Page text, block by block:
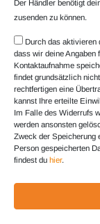
Der Händler benötigt
zusenden zu können.
Durch das aktivieren
dass wir deine Angaben
Kontaktaufnahme
findet grundsätzlich
rechtfertigen eine
kannst Ihre erteilte
Im Falle des Widerrufs
werden ansonsten
Zweck der Speicherung
Person gespeicherten
findest du hier.